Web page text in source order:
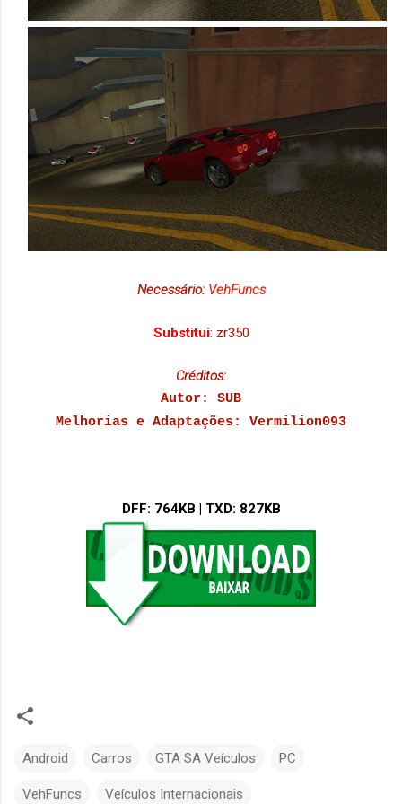
Necessário: VehFuncs
Substitui: zr350
Créditos:
Autor: SUB
Melhorias e Adaptações: Vermilion093
DFF: 764KB | TXD: 827KB
Android Carros GTA SA Veículos PC
VehFuncs Veículos Internacionais